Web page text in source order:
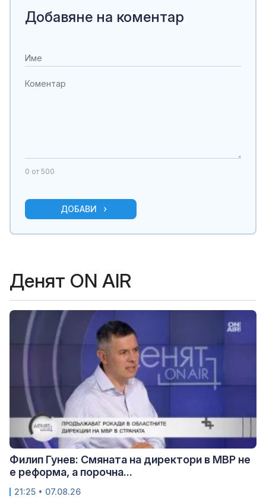
Добавяне на коментар
0 от 500
ДОБАВИ
Денят ON AIR
Филип Гунев: Смяната на директори в МВР не
е реформа, а порочна...
21:25 • 07.08.26